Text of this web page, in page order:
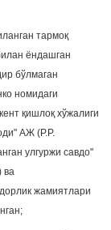
тармоқ
ёндашган
бўлмаган
номидаги
қишлоқ хўжалиги
АЖ (Р.Р.
улгуржи савдо"
ва
жамиятлари